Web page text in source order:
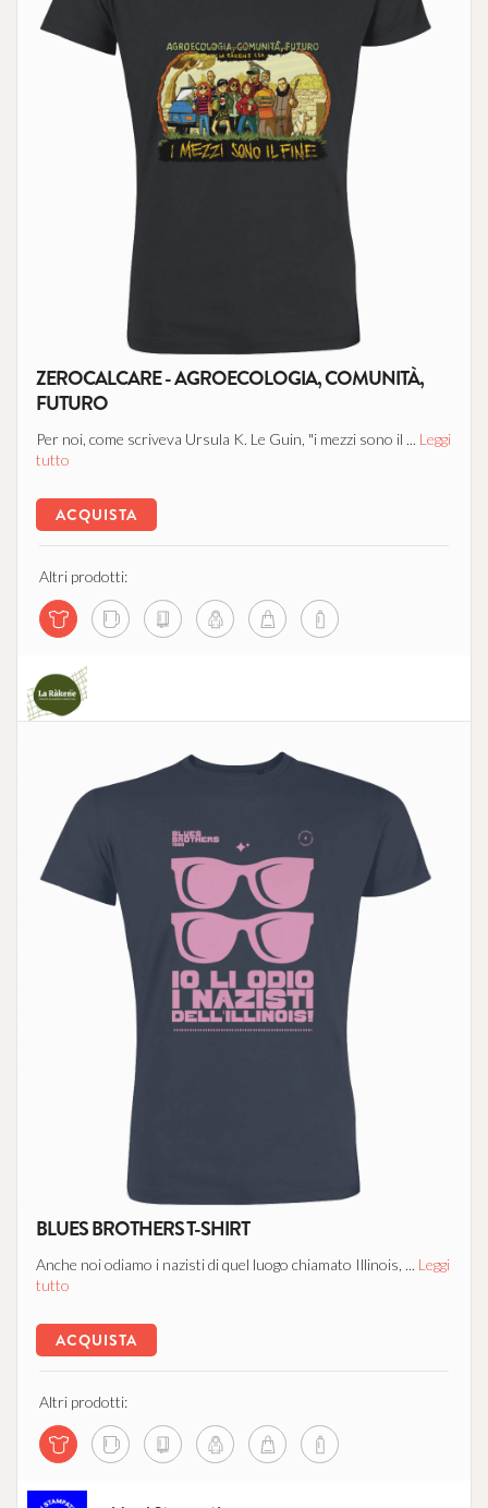
ZEROCALCARE - AGROECOLOGIA, COMUNITÀ,
FUTURO
Per noi, come scriveva Ursula K. Le Guin, "i mezzi sono il ... Leggi
tutto
ACQUISTA
Altri prodotti:
BLUES BROTHERS T-SHIRT
Anche noi odiamo i nazisti di quel luogo chiamato Illinois, ... Leggi
tutto
ACQUISTA
Altri prodotti: